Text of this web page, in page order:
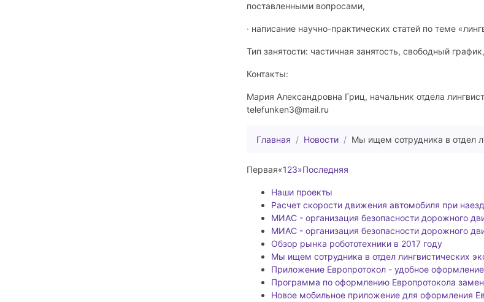
поставленными вопросами,
· написание научно-практических статей по теме
Тип занятости: частичная занятость, свободный
Контакты:
Мария Александровна Гриц, начальник отдела
telefunken3@mail.ru
Главная Новости Мы ищем сотрудника в отдел
Первая«123»Последняя
Наши проекты
Расчет скорости движения автомобиля при
МИАС - организация безопасности дорожного
МИАС - организация безопасности дорожного
Обзор рынка робототехники в 2017 году
Мы ищем сотрудника в отдел лингвистических
Приложение Европротокол - удобное
Программа по оформлению Европротокола
Новое мобильное приложение для оформления